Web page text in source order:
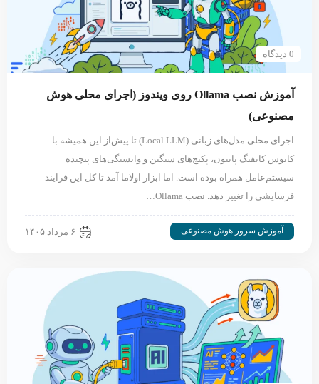
0 دیدگاه
آموزش نصب Ollama روی ویندوز (اجرای محلی هوش
مصنوعی)
اجرای محلی مدل‌های زبانی (Local LLM) تا پیش‌از این همیشه با
کابوس کانفیگ پایتون، پکیج‌های سنگین و وابستگی‌های پیچیده
سیستم‌عامل همراه بوده است. اما ابزار اولاما آمد تا کل این فرایند
فرسایشی را تغییر دهد. نصب Ollama…
آموزش سرور هوش مصنوعی ۶ مرداد ۱۴۰۵